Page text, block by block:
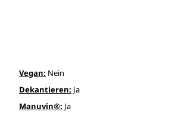
Vegan: Nein
Dekantieren: Ja
Manuvin®: Ja